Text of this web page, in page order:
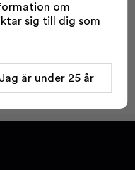
Soda
Kapsyl
om
sig till dig som
Jag är under 25 år